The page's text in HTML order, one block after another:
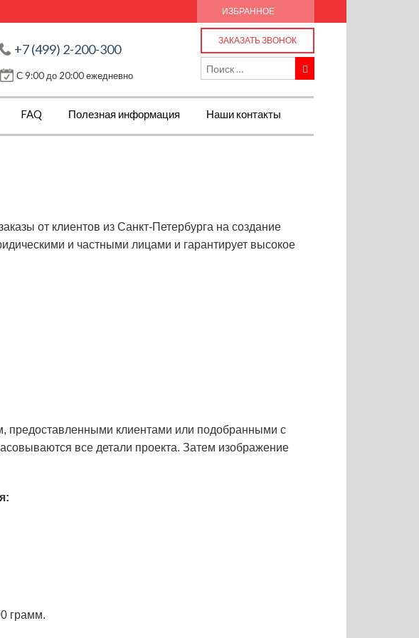
ИЗБРАННОЕ
+7 (499) 2-200-300
С 9:00 до 20:00 ежедневно
ЗАКАЗАТЬ ЗВОНОК
FAQ Полезная информация Наши контакты
от клиентов из Санкт-Петербурга на создание
и частными лицами и гарантирует высокое
предоставленными клиентами или подобранными с
все детали проекта. Затем изображение
грамм.